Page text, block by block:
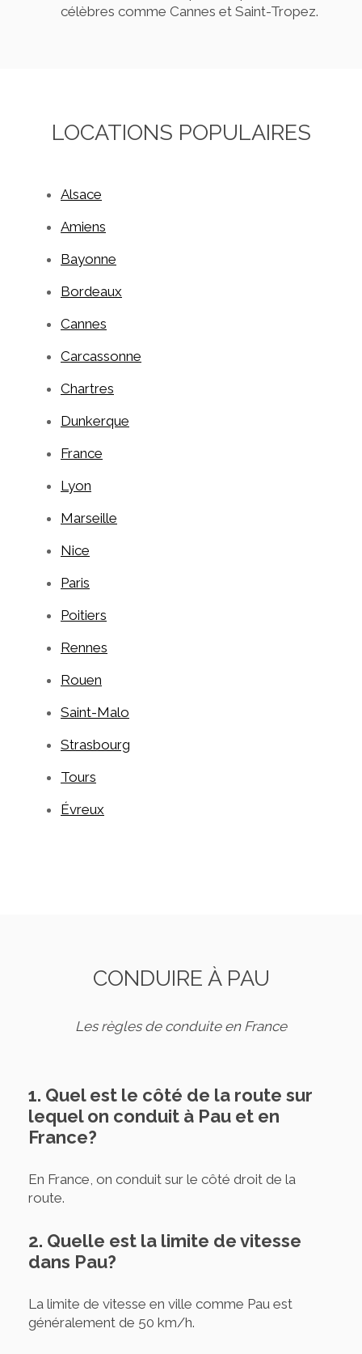
célèbres comme Cannes et Saint-Tropez.
LOCATIONS POPULAIRES
Alsace
Amiens
Bayonne
Bordeaux
Cannes
Carcassonne
Chartres
Dunkerque
France
Lyon
Marseille
Nice
Paris
Poitiers
Rennes
Rouen
Saint-Malo
Strasbourg
Tours
Évreux
CONDUIRE À PAU
Les règles de conduite en France
1. Quel est le côté de la route sur
lequel on conduit à Pau et en
France?
En France, on conduit sur le côté droit de la
route.
2. Quelle est la limite de vitesse
dans Pau?
La limite de vitesse en ville comme Pau est
généralement de 50 km/h.